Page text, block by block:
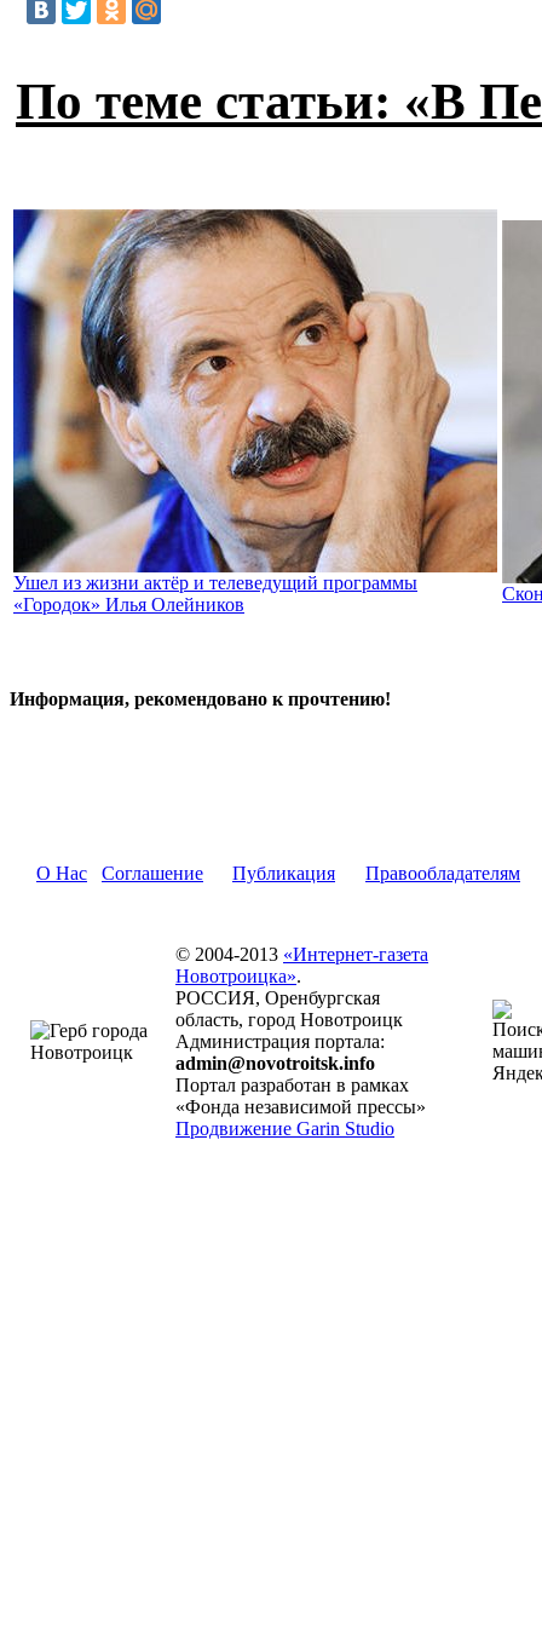
По теме статьи: «В
Ушел из жизни актёр и телеведущий программы
«Городок» Илья Олейников
Информация, рекомендовано к прочтению!
О Нас Соглашение Публикация Правообладателям
© 2004-2013 «Интернет-газета
Новотроицка».
РОССИЯ, Оренбургская
область, город Новотроицк
Администрация портала:
admin@novotroitsk.info
Портал разработан в рамках
«Фонда независимой прессы»
Продвижение Garin Studio